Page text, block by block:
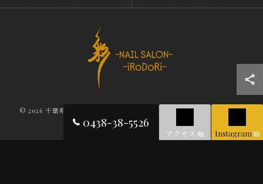
0438-38-5526
アクセス Instagram
© 2026 千葉県木更津のネイルならNAIL SALON iRoDoRi ALL RIGHTS
RESERVED.